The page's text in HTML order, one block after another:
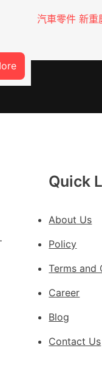
:
這
是
汽車零件 新
Quick
About Us
Policy
Terms and
Career
Blog
Contact Us